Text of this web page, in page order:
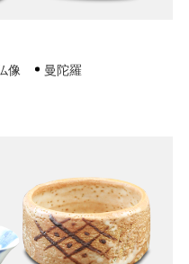
像
曼陀羅